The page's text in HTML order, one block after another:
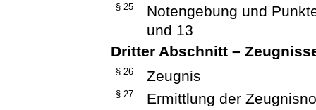
§ 25
Notengebung und
und 13
Dritter Abschnitt –
§ 26 Zeugnis
§ 27 Ermittlung der